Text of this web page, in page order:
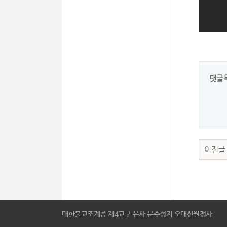
댓글
이전글
대한불교조계종 제4교구 본사 문수성지 오대산월정사